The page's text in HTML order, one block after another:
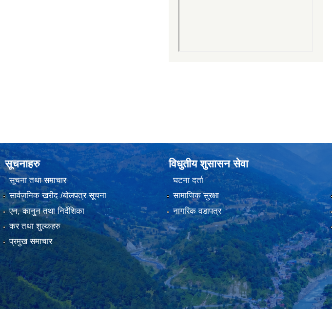
सूचनाहरु
सूचना तथा समाचार
सार्वजनिक खरीद /बोलपत्र सूचना
एन, कानुन तथा निर्देशिका
कर तथा शुल्कहरु
प्रमुख समाचार
विधुतीय शुसासन सेवा
घटना दर्ता
सामाजिक सुरक्षा
नागरिक वडापत्र